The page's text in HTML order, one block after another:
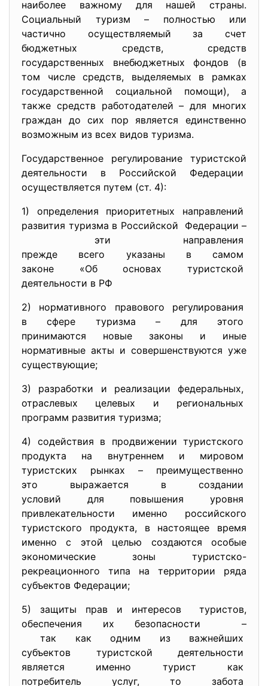
наиболее важному для нашей страны.
Социальный туризм – полностью или
частично осуществляемый за счет
бюджетных средств, средств
государственных внебюджетных фондов (в
том числе средств, выделяемых в рамках
государственной социальной помощи), а
также средств работодателей – для многих
граждан до сих пор является единственно
возможным из всех видов туризма.
Государственное регулирование туристской
деятельности в Российской Федерации
осуществляется путем (ст. 4):
1) определения приоритетных направлений
развития туризма в Российской Федерации –
эти направления
прежде всего указаны в самом
законе «Об основах туристской
деятельности в РФ
2) нормативного правового регулирования
в сфере туризма – для этого
принимаются новые законы и иные
нормативные акты и совершенствуются уже
существующие;
3) разработки и реализации федеральных,
отраслевых целевых и региональных
программ развития туризма;
4) содействия в продвижении туристского
продукта на внутреннем и мировом
туристских рынках – преимущественно
это выражается в создании
условий для повышения уровня
привлекательности именно российского
туристского продукта, в настоящее время
именно с этой целью создаются особые
экономические зоны туристско-
рекреационного типа на территории ряда
субъектов Федерации;
5) защиты прав и интересов туристов,
обеспечения их безопасности –
так как одним из важнейших
субъектов туристской деятельности
является именно турист как
потребитель услуг, то забота